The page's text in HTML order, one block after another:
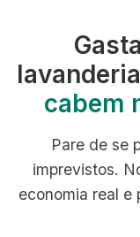
cabem
Pare de se
imprevistos.
economia real e